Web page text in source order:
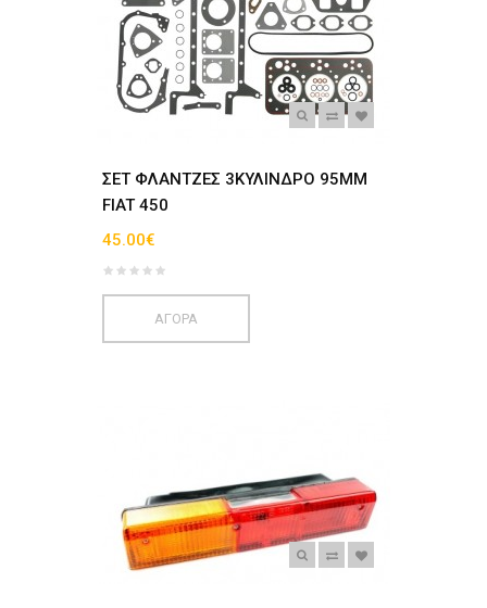
ΣΕΤ ΦΛΑΝΤΖΕΣ 3ΚΥΛΙΝΔΡΟ 95ΜΜ
FIAT 450
45.00€
ΑΓΟΡΑ